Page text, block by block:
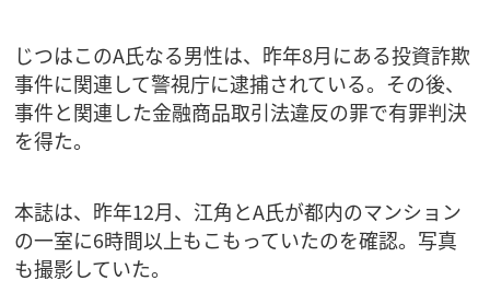
じつはこのA氏なる男性は、昨年8月にある投資詐欺
事件に関連して警視庁に逮捕されている。その後、
事件と関連した金融商品取引法違反の罪で有罪判決
を得た。
本誌は、昨年12月、江角とA氏が都内のマンション
の一室に6時間以上もこもっていたのを確認。写真
も撮影していた。